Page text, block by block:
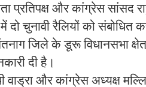
प्रतिपक्ष और कांग्रेस सांसद
दो चुनावी रैलियों को संबोधित
जिले के डूरू विधानसभा
दी है।
वाड्रा और कांग्रेस अध्यक्ष